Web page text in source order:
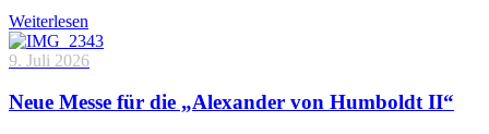
Weiterlesen
9. Juli 2026
Neue Messe für die „Alexander von Humboldt II“